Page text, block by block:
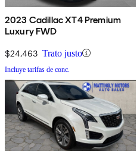
2023 Cadillac XT4 Premium
Luxury FWD
$24,463 Trato justo
Incluye tarifas de conc.